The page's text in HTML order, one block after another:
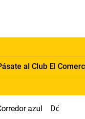
al Club El
azul Dólar